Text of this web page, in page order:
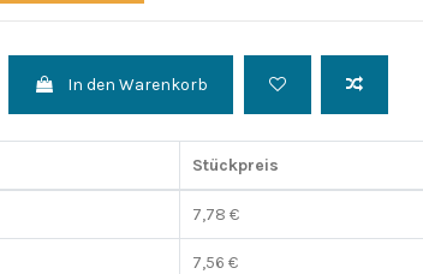
In den Warenkorb
Stückpreis
7,78 €
7,56 €